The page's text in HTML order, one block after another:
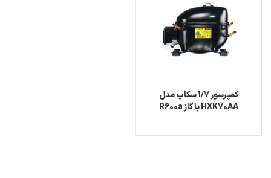
کمپرسور 1/7 سکاپ مدل
HXK70AA با گاز R600a